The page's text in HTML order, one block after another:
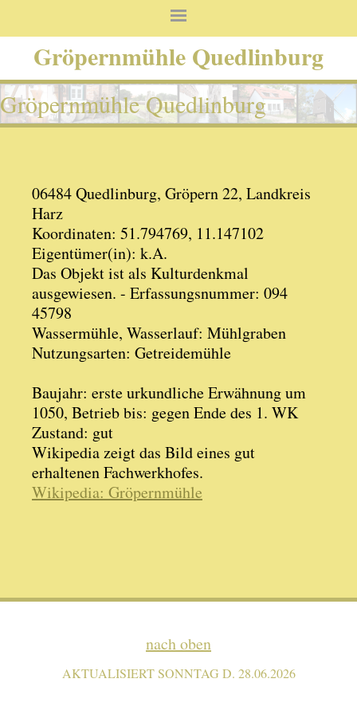
Gröpernmühle Quedlinburg
Gröpernmühle Quedlinburg
06484 Quedlinburg, Gröpern 22, Landkreis
Harz
Koordinaten: 51.794769, 11.147102
Eigentümer(in): k.A.
Das Objekt ist als Kulturdenkmal
ausgewiesen. - Erfassungsnummer: 094
45798
Wassermühle, Wasserlauf: Mühlgraben
Nutzungsarten: Getreidemühle
Baujahr: erste urkundliche Erwähnung um
1050, Betrieb bis: gegen Ende des 1. WK
Zustand: gut
Wikipedia zeigt das Bild eines gut
erhaltenen Fachwerkhofes.
Wikipedia: Gröpernmühle
nach oben
AKTUALISIERT SONNTAG D. 28.06.2026